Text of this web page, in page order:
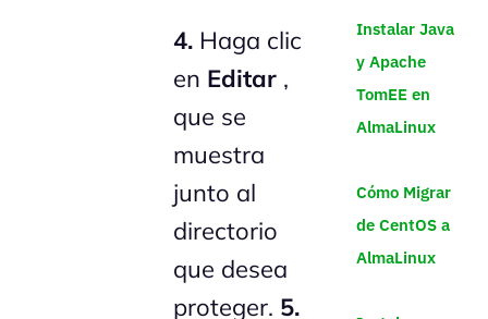
4. Haga clic
en Editar ,
que se
muestra
junto al
directorio
que desea
proteger. 5.
Instalar Java
y Apache
TomEE en
AlmaLinux
Cómo Migrar
de CentOS a
AlmaLinux